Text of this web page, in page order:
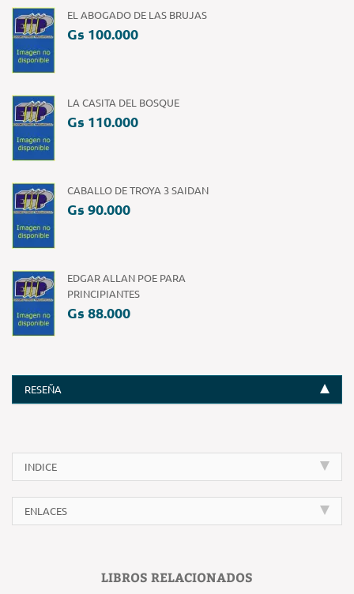
EL ABOGADO DE LAS BRUJAS
Gs 100.000
LA CASITA DEL BOSQUE
Gs 110.000
CABALLO DE TROYA 3 SAIDAN
Gs 90.000
EDGAR ALLAN POE PARA
PRINCIPIANTES
Gs 88.000
RESEÑA
INDICE
ENLACES
LIBROS RELACIONADOS